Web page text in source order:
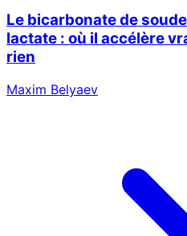
Le bicarbonate de
lactate : où il accélère
rien
Maxim Belyaev